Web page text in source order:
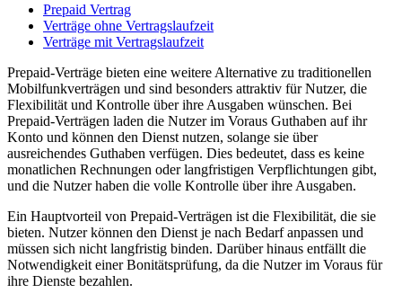
Prepaid Vertrag
Verträge ohne Vertragslaufzeit
Verträge mit Vertragslaufzeit
Prepaid-Verträge bieten eine weitere Alternative zu traditionellen
Mobilfunkverträgen und sind besonders attraktiv für Nutzer, die
Flexibilität und Kontrolle über ihre Ausgaben wünschen. Bei
Prepaid-Verträgen laden die Nutzer im Voraus Guthaben auf ihr
Konto und können den Dienst nutzen, solange sie über
ausreichendes Guthaben verfügen. Dies bedeutet, dass es keine
monatlichen Rechnungen oder langfristigen Verpflichtungen gibt,
und die Nutzer haben die volle Kontrolle über ihre Ausgaben.
Ein Hauptvorteil von Prepaid-Verträgen ist die Flexibilität, die sie
bieten. Nutzer können den Dienst je nach Bedarf anpassen und
müssen sich nicht langfristig binden. Darüber hinaus entfällt die
Notwendigkeit einer Bonitätsprüfung, da die Nutzer im Voraus für
ihre Dienste bezahlen.